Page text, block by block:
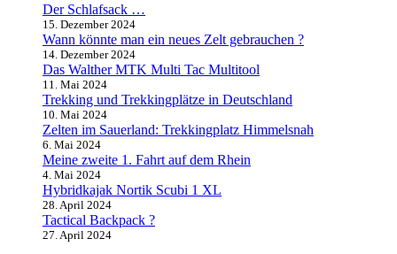
Der Schlafsack …
15. Dezember 2024
Wann könnte man ein neues Zelt gebrauchen ?
14. Dezember 2024
Das Walther MTK Multi Tac Multitool
11. Mai 2024
Trekking und Trekkingplätze in Deutschland
10. Mai 2024
Zelten im Sauerland: Trekkingplatz Himmelsnah
6. Mai 2024
Meine zweite 1. Fahrt auf dem Rhein
4. Mai 2024
Hybridkajak Nortik Scubi 1 XL
28. April 2024
Tactical Backpack ?
27. April 2024